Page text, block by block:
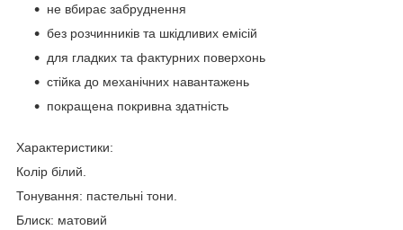
не вбирає забруднення
без розчинників та шкідливих емісій
для гладких та фактурних поверхонь
стійка до механічних навантажень
покращена покривна здатність
Характеристики:
Колір білий.
Тонування: пастельні тони.
Блиск: матовий